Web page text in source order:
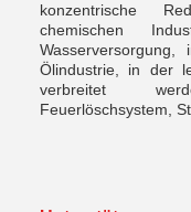
konzentrische
chemischen
Ölindustrie, in der
verbreitet
Feuerlöschsystem,